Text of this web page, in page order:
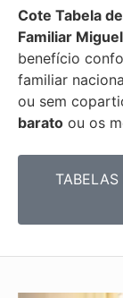
Cote Tabela
Familiar
benefício
familiar
ou sem
barato ou os